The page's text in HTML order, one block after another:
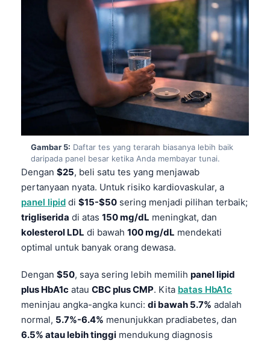
Gambar 5: Daftar tes yang terarah biasanya lebih baik
daripada panel besar ketika Anda membayar tunai.
Dengan $25, beli satu tes yang menjawab
pertanyaan nyata. Untuk risiko kardiovaskular, a
panel lipid di $15-$50 sering menjadi pilihan terbaik;
trigliserida di atas 150 mg/dL meningkat, dan
kolesterol LDL di bawah 100 mg/dL mendekati
optimal untuk banyak orang dewasa.
Dengan $50, saya sering lebih memilih panel lipid
plus HbA1c atau CBC plus CMP. Kita batas HbA1c
meninjau angka-angka kunci: di bawah 5.7% adalah
normal, 5.7%-6.4% menunjukkan pradiabetes, dan
6.5% atau lebih tinggi mendukung diagnosis
አማርኛ
Українська
O‘zbekcha
Català
Қазақ тілі
Suomi
Hrvatski
Slovenčina
كوردی‎
پښتو
سنڌي
සිංහල
Galego
Latviešu valoda
Македонски јазик
Euskara